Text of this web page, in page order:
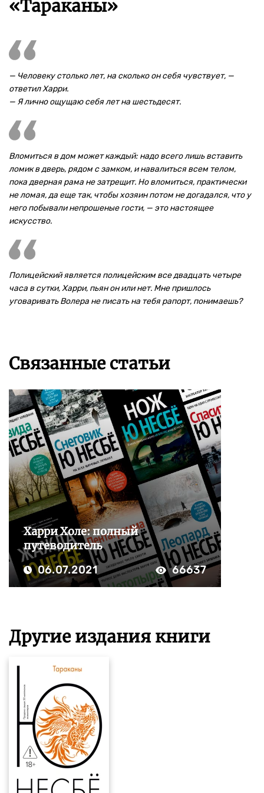
«Тараканы»
— Человеку столько лет, на сколько он себя чувствует, —
ответил Харри.
— Я лично ощущаю себя лет на шестьдесят.
Вломиться в дом может каждый: надо всего лишь вставить
ломик в дверь, рядом с замком, и навалиться всем телом,
пока дверная рама не затрещит. Но вломиться, практически
не ломая, да еще так, чтобы хозяин потом не догадался, что у
него побывали непрошеные гости, — это настоящее
искусство.
Полицейский является полицейским все двадцать четыре
часа в сутки, Харри, пьян он или нет. Мне пришлось
уговаривать Волера не писать на тебя рапорт, понимаешь?
Связанные статьи
Харри Холе: полный
путеводитель
06.07.2021 66637
Другие издания книги